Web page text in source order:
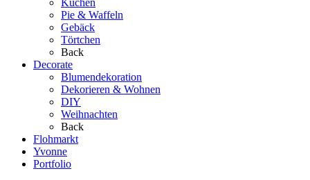
Kuchen
Pie & Waffeln
Gebäck
Törtchen
Back
Decorate
Blumendekoration
Dekorieren & Wohnen
DIY
Weihnachten
Back
Flohmarkt
Yvonne
Portfolio